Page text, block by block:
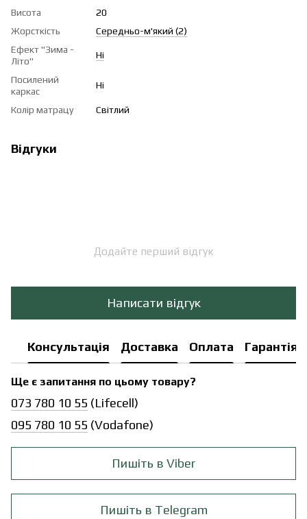
Висота
20
Жорсткість
Середньо-м'який (2)
Ефект "Зима -
Літо"
Ні
Посилений
каркас
Ні
Колір матрацу Світлий
Відгуки
Додайте перший відгук
Написати відгук
Консультація Доставка Оплата Гарантія
Ще є запитання по цьому товару?
073 780 10 55 (Lifecell)
095 780 10 55 (Vodafone)
Пишіть в Viber
Пишіть в Telegram